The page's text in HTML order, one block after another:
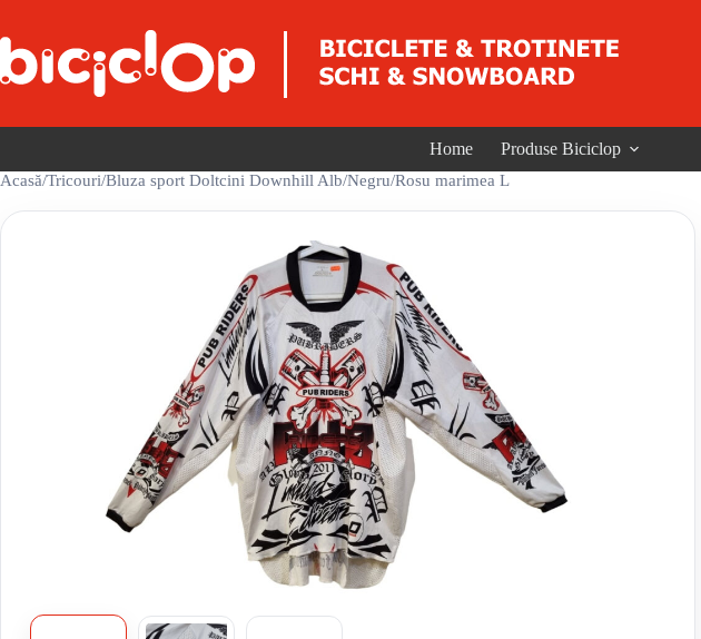
Home Produse Biciclop
Acasă/Tricouri/Bluza sport Doltcini Downhill Alb/Negru/Rosu marimea L